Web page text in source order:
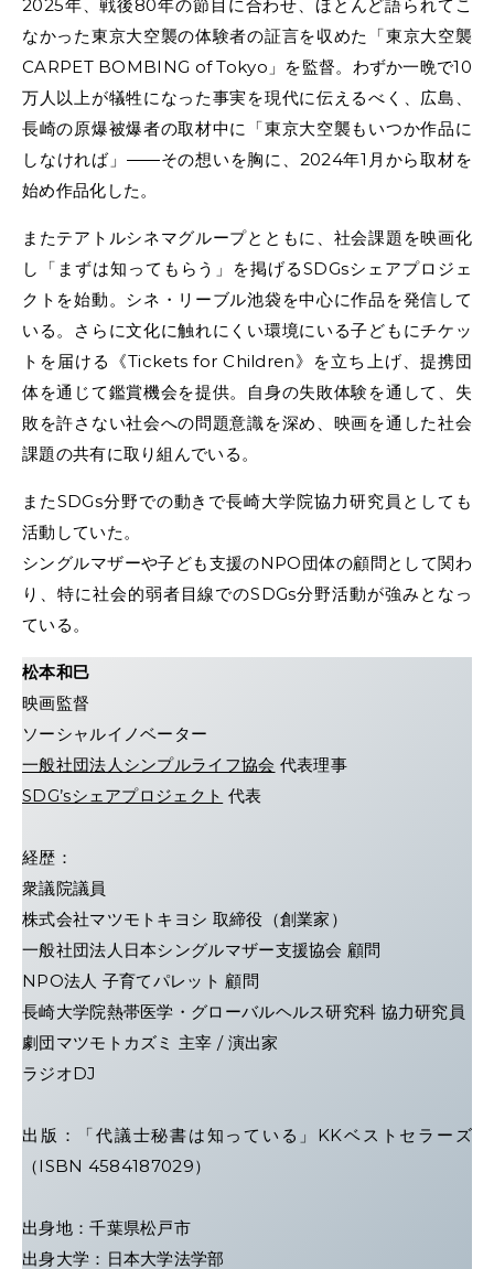
2025年、戦後80年の節目に合わせ、ほとんど語られてこ
なかった東京大空襲の体験者の証言を収めた「東京大空襲
CARPET BOMBING of Tokyo」を監督。わずか一晩で10
万人以上が犠牲になった事実を現代に伝えるべく、広島、
長崎の原爆被爆者の取材中に「東京大空襲もいつか作品に
しなければ」――その想いを胸に、2024年1月から取材を
始め作品化した。
またテアトルシネマグループとともに、社会課題を映画化
し「まずは知ってもらう」を掲げるSDGsシェアプロジェ
クトを始動。シネ・リーブル池袋を中心に作品を発信して
いる。さらに文化に触れにくい環境にいる子どもにチケッ
トを届ける《Tickets for Children》を立ち上げ、提携団
体を通じて鑑賞機会を提供。自身の失敗体験を通して、失
敗を許さない社会への問題意識を深め、映画を通した社会
課題の共有に取り組んでいる。
またSDGs分野での動きで長崎大学院協力研究員としても
活動していた。
シングルマザーや子ども支援のNPO団体の顧問として関わ
り、特に社会的弱者目線でのSDGs分野活動が強みとなっ
ている。
松本和巳
映画監督
ソーシャルイノベーター
一般社団法人シンプルライフ協会 代表理事
SDG’sシェアプロジェクト 代表
経歴：
衆議院議員
株式会社マツモトキヨシ 取締役（創業家）
一般社団法人日本シングルマザー支援協会 顧問
NPO法人 子育てパレット 顧問
長崎大学院熱帯医学・グローバルヘルス研究科 協力研究員
劇団マツモトカズミ 主宰 / 演出家
ラジオDJ
出版：「代議士秘書は知っている」KKベストセラーズ
（ISBN 4584187029）
出身地：千葉県松戸市
出身大学：日本大学法学部